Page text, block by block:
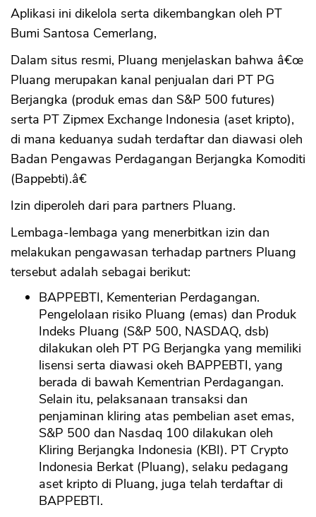
Aplikasi ini dikelola serta dikembangkan oleh PT
Bumi Santosa Cemerlang,
Dalam situs resmi, Pluang menjelaskan bahwa â€œ
Pluang merupakan kanal penjualan dari PT PG
Berjangka (produk emas dan S&P 500 futures)
serta PT Zipmex Exchange Indonesia (aset kripto),
di mana keduanya sudah terdaftar dan diawasi oleh
Badan Pengawas Perdagangan Berjangka Komoditi
(Bappebti).â€
Izin diperoleh dari para partners Pluang.
Lembaga-lembaga yang menerbitkan izin dan
melakukan pengawasan terhadap partners Pluang
tersebut adalah sebagai berikut:
BAPPEBTI, Kementerian Perdagangan.
Pengelolaan risiko Pluang (emas) dan Produk
Indeks Pluang (S&P 500, NASDAQ, dsb)
dilakukan oleh PT PG Berjangka yang memiliki
lisensi serta diawasi okeh BAPPEBTI, yang
berada di bawah Kementrian Perdagangan.
Selain itu, pelaksanaan transaksi dan
penjaminan kliring atas pembelian aset emas,
S&P 500 dan Nasdaq 100 dilakukan oleh
Kliring Berjangka Indonesia (KBI). PT Crypto
Indonesia Berkat (Pluang), selaku pedagang
aset kripto di Pluang, juga telah terdaftar di
BAPPEBTI.